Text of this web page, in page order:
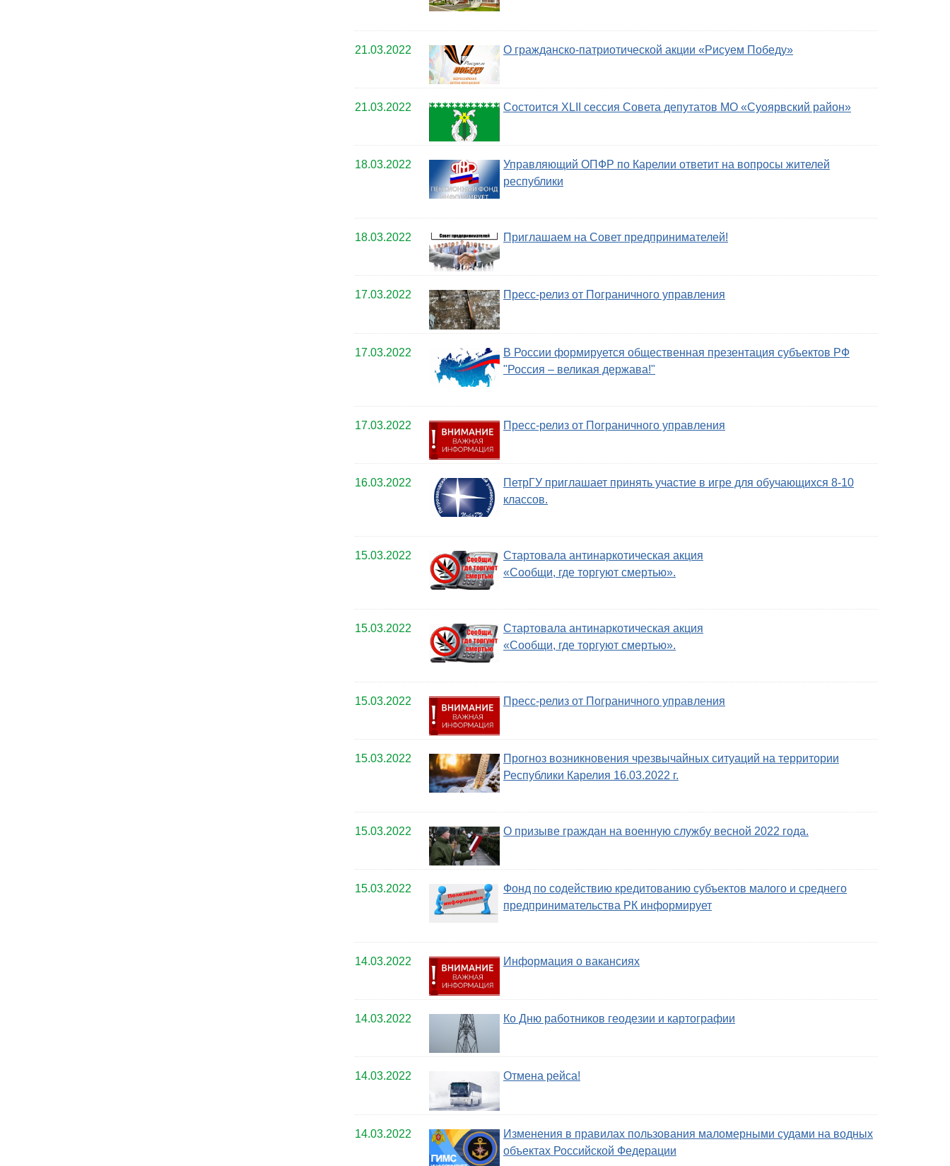
21.03.2022 О гражданско-патриотической акции «Рисуем Победу»
21.03.2022 Состоится XLII сессия Совета депутатов МО «Суоярвский район»
18.03.2022
Управляющий ОПФР по Карелии ответит на вопросы жителей
республики
18.03.2022 Приглашаем на Совет предпринимателей!
17.03.2022 Пресс-релиз от Пограничного управления
17.03.2022
В России формируется общественная презентация субъектов РФ
"Россия – великая держава!"
17.03.2022 Пресс-релиз от Пограничного управления
16.03.2022
ПетрГУ приглашает принять участие в игре для обучающихся 8-10
классов.
15.03.2022
Стартовала антинаркотическая акция
«Сообщи, где торгуют смертью».
15.03.2022
Стартовала антинаркотическая акция
«Сообщи, где торгуют смертью».
15.03.2022 Пресс-релиз от Пограничного управления
15.03.2022
Прогноз возникновения чрезвычайных ситуаций на территории
Республики Карелия 16.03.2022 г.
15.03.2022 О призыве граждан на военную службу весной 2022 года.
15.03.2022
Фонд по содействию кредитованию субъектов малого и среднего
предпринимательства РК информирует
14.03.2022 Информация о вакансиях
14.03.2022 Ко Дню работников геодезии и картографии
14.03.2022 Отмена рейса!
14.03.2022
Изменения в правилах пользования маломерными судами на водных
объектах Российской Федерации